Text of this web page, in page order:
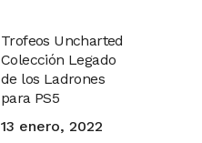
Trofeos Uncharted
Colección Legado
de los Ladrones
para PS5
13 enero, 2022